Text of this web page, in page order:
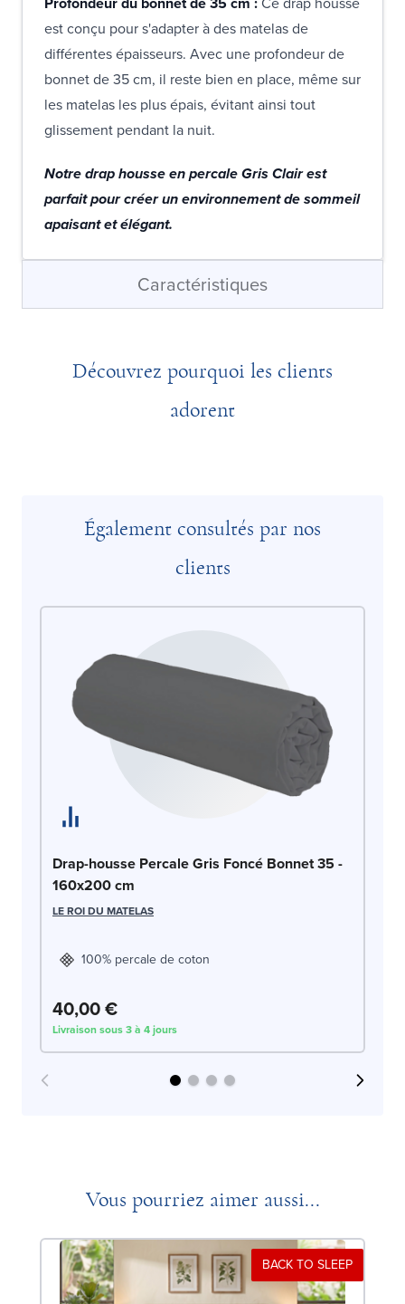
est conçu pour s'adapter à des matelas de
différentes épaisseurs. Avec une profondeur de
bonnet de 35 cm, il reste bien en place, même sur
les matelas les plus épais, évitant ainsi tout
glissement pendant la nuit.
Notre drap housse en percale Gris Clair est
parfait pour créer un environnement de sommeil
apaisant et élégant.
Caractéristiques
Découvrez pourquoi les clients
adorent
Également consultés par nos
clients
Drap-housse Percale Gris Foncé Bonnet 35 -
160x200 cm
LE ROI DU MATELAS
100% percale de coton
40,00 €
Livraison sous 3 à 4 jours
Vous pourriez aimer aussi...
BACK TO SLEEP